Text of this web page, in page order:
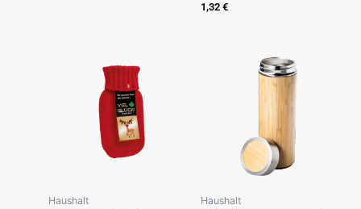
1,32 €
Haushalt Haushalt